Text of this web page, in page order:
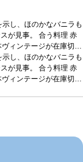
し、ほのかなバニラも
が見事。 合う料理 赤
ヴィンテージが在庫切れ
テージに変更されま
し、ほのかなバニラも
が見事。 合う料理 赤
ヴィンテージが在庫切れ